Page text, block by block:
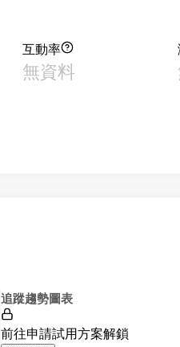
互動率
無資料
追蹤趨勢圖表
前往申請試用方案解鎖